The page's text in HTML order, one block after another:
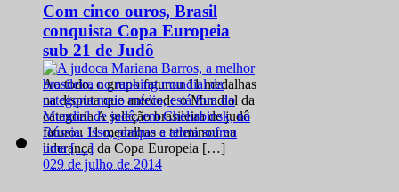
Com cinco ouros, Brasil
conquista Copa Europeia
sub 21 de Judô
Ao todo, o grupo faturou 11 medalhas
na disputa que antecede o Mundial da
categoria A seleção brasileira de judô
faturou 11 medalhas e terminou na
liderança da Copa Europeia […]
029 de julho de 2014